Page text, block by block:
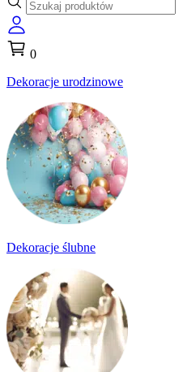
0
Dekoracje urodzinowe
Dekoracje ślubne